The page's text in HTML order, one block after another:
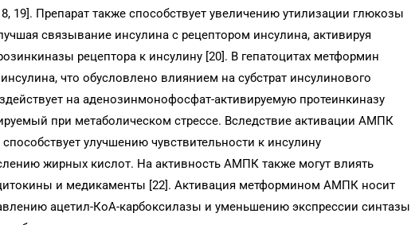
Препарат также способствует увеличению утилизации глюкозы
связывание инсулина с рецептором инсулина, активируя
рецептора к инсулину [20]. В гепатоцитах метформин
что обусловлено влиянием на субстрат инсулинового
на аденозинмонофосфат-активируемую протеинкиназу
при метаболическом стрессе. Вследствие активации АМПК
улучшению чувствительности к инсулину
жирных кислот. На активность АМПК также могут влиять
и медикаменты [22]. Активация метформином АМПК носит
ацетил-КоА-карбоксилазы и уменьшению экспрессии синтазы